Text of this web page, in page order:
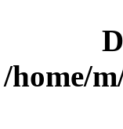
/home/